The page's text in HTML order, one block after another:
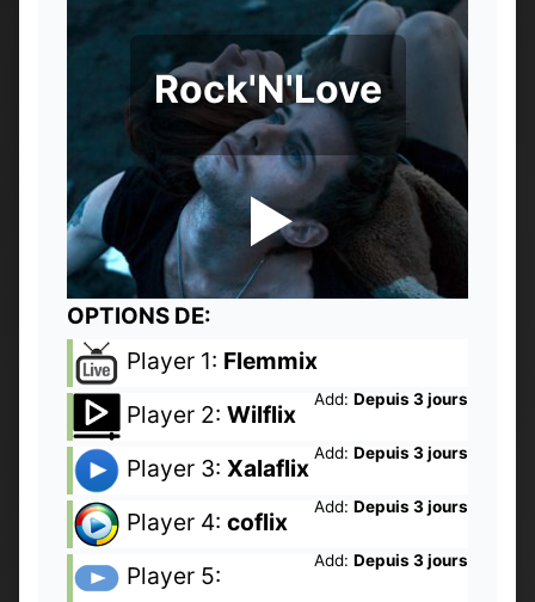
Rock'N'Love
OPTIONS DE:
Player 1: Flemmix
Add: Depuis 3 jours
Player 2: Wilflix
Add: Depuis 3 jours
Player 3: Xalaflix
Add: Depuis 3 jours
Player 4: coflix
Add: Depuis 3 jours
Player 5: